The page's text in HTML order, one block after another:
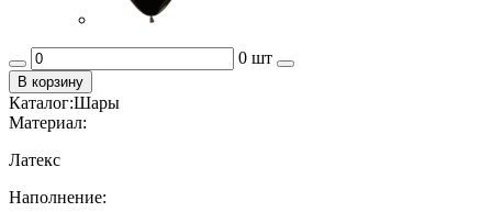
0 шт
В корзину
Каталог:Шары
Материал:
Латекс
Наполнение: